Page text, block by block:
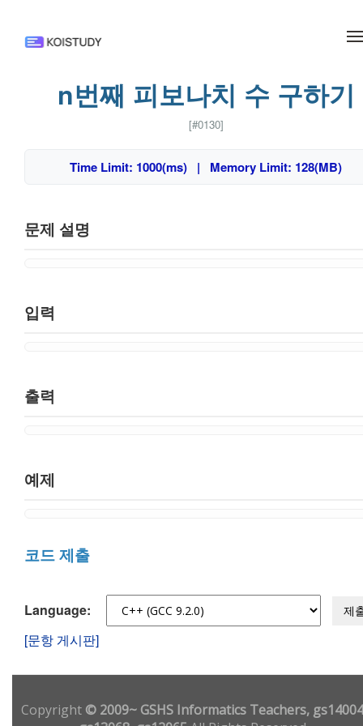
n번째 피보나치 수 구하기
[#0130]
Time Limit: 1000(ms) | Memory Limit: 128(MB)
문제 설명
입력
출력
예제
코드 제출
Language: 제
[문항 게시판]
Copyright© 2009~ GSHS Informatics Teachers,